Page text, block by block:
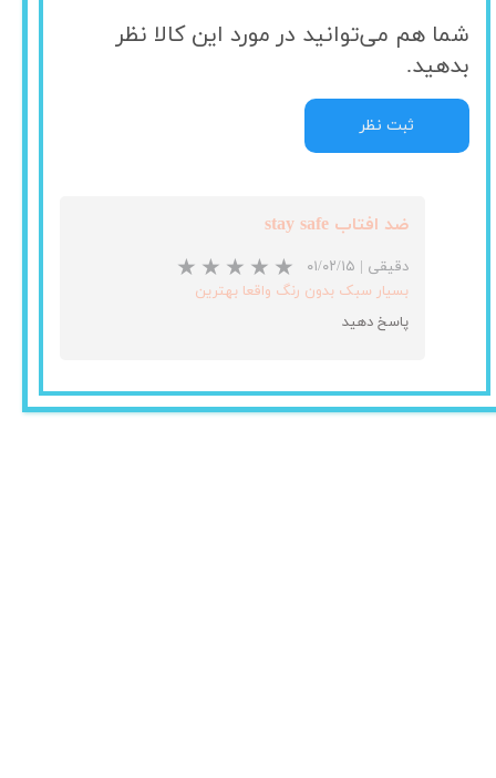
شما هم می‌توانید در مورد این کالا نظر
بدهید.
ثبت نظر
ضد افتاب stay safe
دقیقی
۰۱/۰۲/۱۵
بسیار سبک بدون رنگ واقعا بهترین
پاسخ دهید